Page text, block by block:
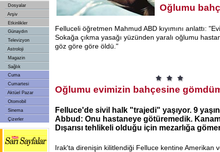
Dosyalar
Arşiv
Etkinlikler
Günaydın
Televizyon
Astroloji
Magazin
Sağlık
Cuma
Cumartesi
Aktüel Pazar
Otomobil
Sinema
Çizerler
Oğlumu
Felluceli öğretmen Mahmud ABD kıyımını anlattı:
Sokağa çıkma yasağı yüzünden yaralı oğlumu
göz göre göre öldü."
Oğlumu evimizin bahçesine
Felluce'de sivil halk "trajedi" yaşıyor. 9
Abbud: Onu hastaneye götüremedik.
Dışarısı tehlikeli olduğu için mezarlığa
Irak'ta direnişin kilitlendiği Felluce kentine Amerikan